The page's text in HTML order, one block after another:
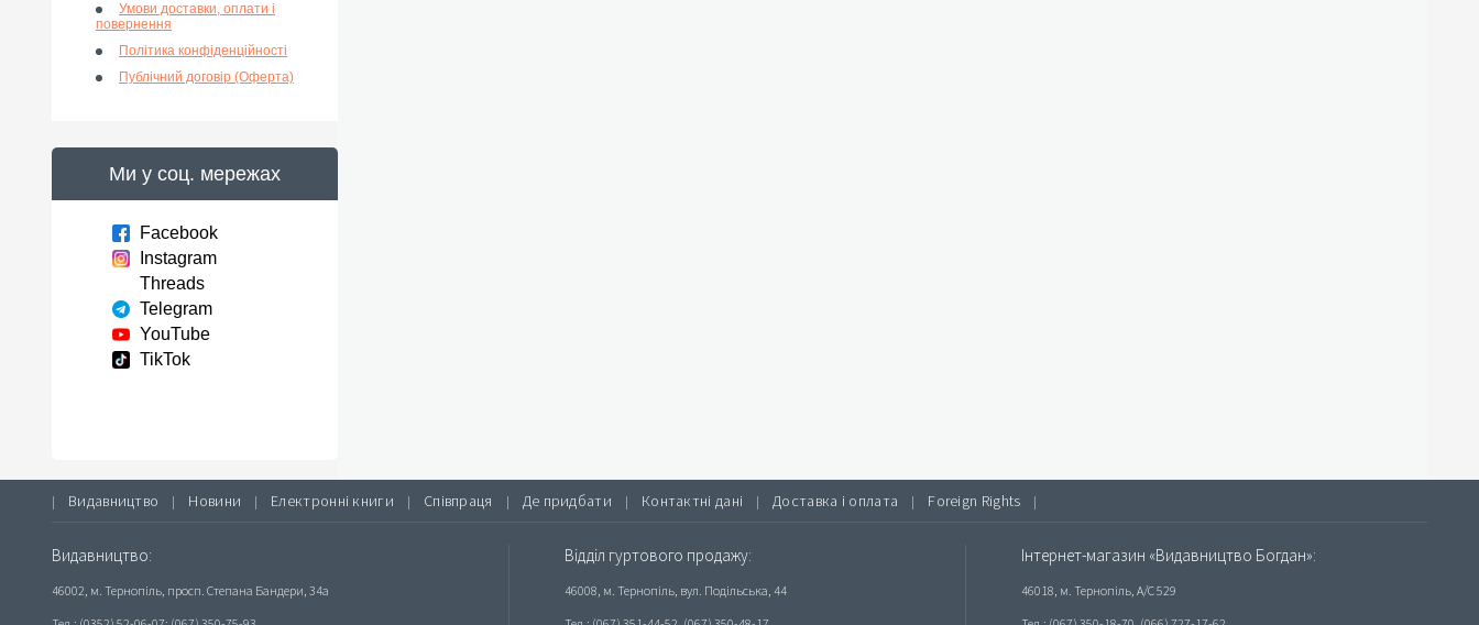
Умови доставки, оплати і
повернення
Політика конфіденційності
Публічний договір (Оферта)
Ми у соц. мережах
Facebook
Instagram
Threads
Telegram
YouTube
TikTok
| Видавництво | Новини | Електронні книги | Співпраця | Де придбати | Контактні дані | Доставка і оплата | Foreign Rights |
Видавництво:
46002, м. Тернопіль, просп. Степана Бандери, 34а
Відділ гуртового продажу:
46008, м. Тернопіль, вул. Подільська, 44
Інтернет-магазин «Видавництво Богдан»:
46018, м. Тернопіль, А/С 529